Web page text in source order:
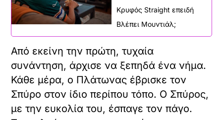
Κρυφός Straight επειδή
Βλέπει Μουντιάλ;
Από εκείνη την πρώτη, τυχαία
συνάντηση, άρχισε να ξεπηδά ένα νήμα.
Κάθε μέρα, ο Πλάτωνας έβρισκε τον
Σπύρο στον ίδιο περίπου τόπο. Ο Σπύρος,
με την ευκολία του, έσπαγε τον πάγο.